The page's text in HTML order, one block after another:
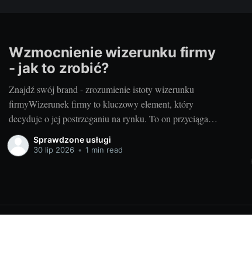
Wzmocnienie wizerunku firmy
- jak to zrobić?
Znajdź swój brand - zrozumienie istoty wizerunku
firmyWizerunek firmy to kluczowy element, który
decyduje o jej postrzeganiu na rynku. To on przyciąga
nowych klientów, buduje zaufanie i pozwala wyróżnić się
pośród konkurencji. Ale jak zdefiniować wizerunek
Sprawdzone usługi
30 lip 2026 • 1 min read